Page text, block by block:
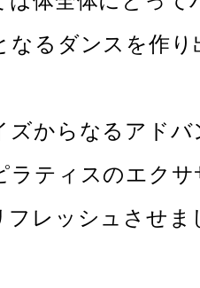
なるダンスを作り
ズからなるアド
ラティスのエク
フレッシュさせま